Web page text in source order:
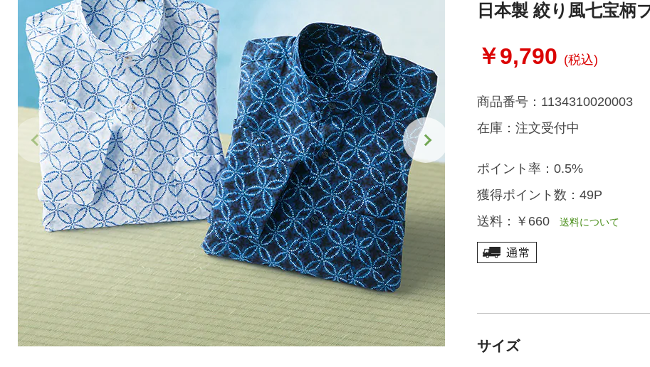
日本製 絞り風七宝柄
￥9,790 (税込)
商品番号： 1134310020003
在庫： 注文受付中
ポイント率： 0.5%
獲得ポイント数： 49P
送料： ￥660送料について
サイズ